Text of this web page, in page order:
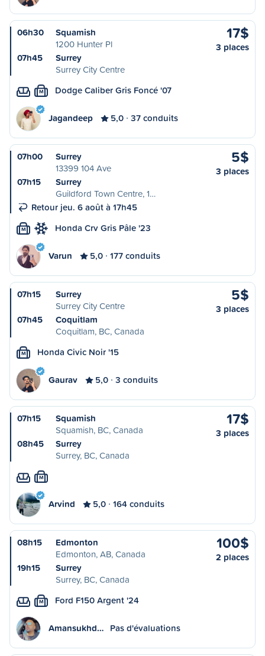
06h30
Squamish
1200 Hunter Pl
07h45
Surrey
Surrey City Centre
17$
3 places
M Dodge Caliber Gris Foncé '07
Jagandeep 5,0 37 conduits
07h00
Surrey
13399 104 Ave
07h15
Surrey
Guildford Town Centre, 1…
Retour jeu. 6 août à 17h45
5$
3 places
M Honda Crv Gris Pâle '23
Varun 5,0 177 conduits
07h15
Surrey
Surrey City Centre
07h45
Coquitlam
Coquitlam, BC, Canada
5$
3 places
M Honda Civic Noir '15
Gaurav 5,0 3 conduits
07h15
Squamish
Squamish, BC, Canada
08h45
Surrey
Surrey, BC, Canada
17$
3 places
M
Arvind 5,0 164 conduits
08h15
Edmonton
Edmonton, AB, Canada
19h15
Surrey
Surrey, BC, Canada
100$
2 places
M Ford F150 Argent '24
Amansukhd… Pas d'évaluations